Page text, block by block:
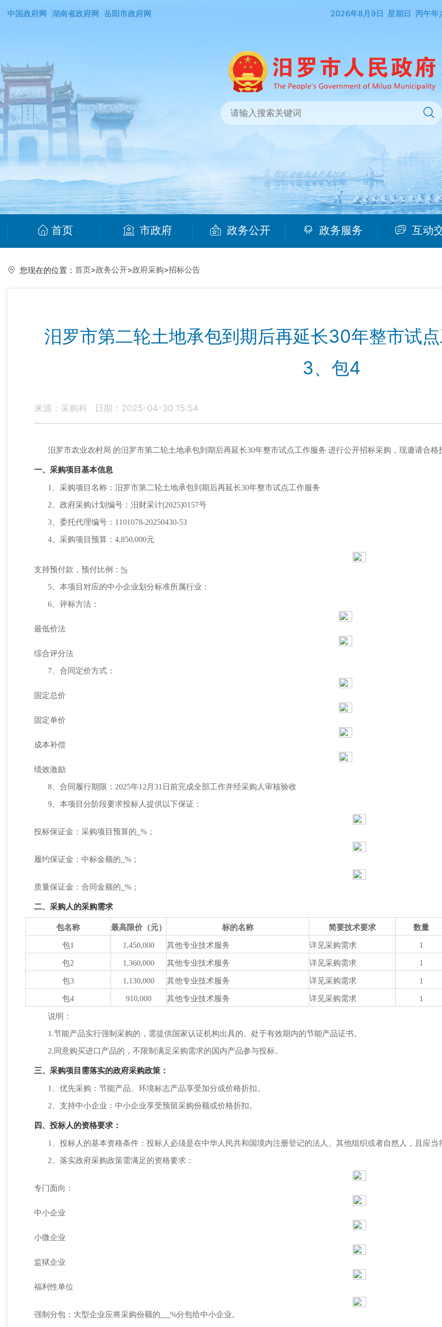
中国政府网 湖南省政府网 岳阳市政府网 2026年8月9日 星期日 丙午年
首页 市政府 政务公开 政务服务 互动
您现在的位置： 首页>政务公开>政府采购>招标公告
汨罗市第二轮土地承包到期后再延长30年整市试
3、包4
来源：采购科 日期：2025-04-30 15:54
汨罗市农业农村局 的汨罗市第二轮土地承包到期后再延长30年整市试点工作服务 进行公开招标采购，现邀请合格
一、采购项目基本信息
1、采购项目名称：汨罗市第二轮土地承包到期后再延长30年整市试点工作服务
2、政府采购计划编号：汨财采计[2025]0157号
3、委托代理编号：1101078-20250430-53
4、采购项目预算：4,850,000元
支持预付款，预付比例： %
5、本项目对应的中小企业划分标准所属行业：
6、评标方法：
最低价法
综合评分法
7、合同定价方式：
固定总价
固定单价
成本补偿
绩效激励
8、合同履行期限：2025年12月31日前完成全部工作并经采购人审核验收
9、本项目分阶段要求投标人提供以下保证：
投标保证金：采购项目预算的 %；
履约保证金：中标金额的 %；
质量保证金：合同金额的 %；
二、采购人的采购需求
包名称 最高限价（元） 标的名称 简要技术要求 数量
包1 1,450,000 其他专业技术服务 详见采购需求 1
包2 1,360,000 其他专业技术服务 详见采购需求 1
包3 1,130,000 其他专业技术服务 详见采购需求 1
包4 910,000 其他专业技术服务 详见采购需求 1
说明：
1.节能产品实行强制采购的，需提供国家认证机构出具的、处于有效期内的节能产品证书。
2.同意购买进口产品的，不限制满足采购需求的国内产品参与投标。
三、采购项目需落实的政府采购政策：
1、优先采购：节能产品、环境标志产品享受加分或价格折扣。
2、支持中小企业：中小企业享受预留采购份额或价格折扣。
四、投标人的资格要求：
1、投标人的基本资格条件：投标人必须是在中华人民共和国境内注册登记的法人、其他组织或者自然人，且应当
2、落实政府采购政策需满足的资格要求：
专门面向：
中小企业
小微企业
监狱企业
福利性单位
强制分包：大型企业应将采购份额的 %分包给中小企业。